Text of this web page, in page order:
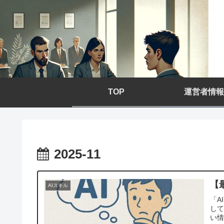
TOP 運営者情報
2025-11
AIスキル
「
し
い